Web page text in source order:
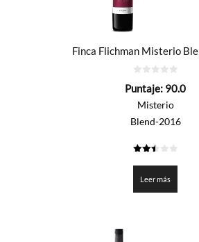
Finca Flichman Misterio
de
Puntaje: 90.0
Misterio
Blend-2016
Leer más